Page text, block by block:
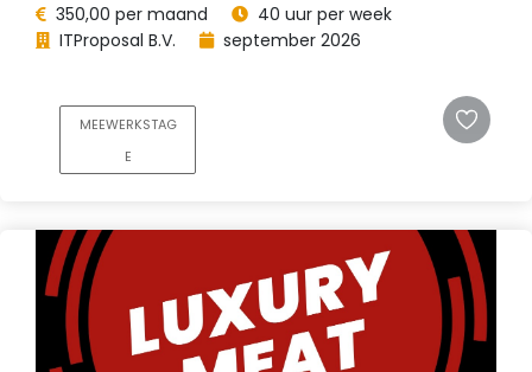
350,00 per maand
40 uur per week
ITProposal B.V.
september 2026
MEEWERKSTAG
E